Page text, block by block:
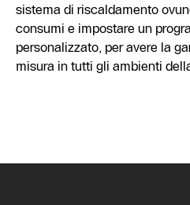
sistema di riscaldamento
consumi e impostare un
personalizzato, per avere la
misura in tutti gli ambienti